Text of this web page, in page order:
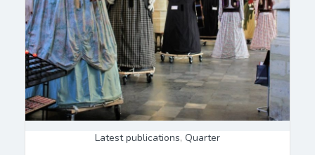
Latest publications, Quarter